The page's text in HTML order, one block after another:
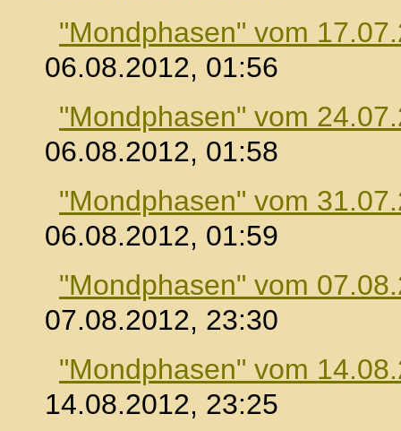
"Mondphasen" vom
06.08.2012, 01:56
"Mondphasen" vom
06.08.2012, 01:58
"Mondphasen" vom
06.08.2012, 01:59
"Mondphasen" vom
07.08.2012, 23:30
"Mondphasen" vom
14.08.2012, 23:25